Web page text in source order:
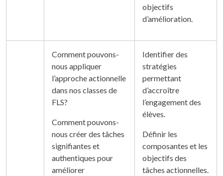
objectifs
d’amélioration.
Comment pouvons-
nous appliquer
l’approche actionnelle
dans nos classes de
FLS?
Comment pouvons-
nous créer des tâches
signifiantes et
authentiques pour
améliorer
Identifier des
stratégies
permettant
d’accroître
l’engagement des
élèves.
Définir les
composantes et les
objectifs des
tâches actionnelles.